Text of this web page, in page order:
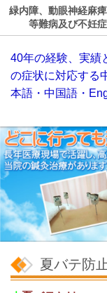
緑内障、動眼神経麻
等難病及び不妊
40年の経験、実績
の症状に対応する
本語・中国語・
夏バテ防